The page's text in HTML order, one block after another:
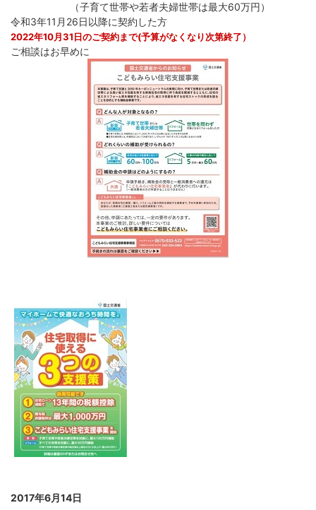
（子育て世帯や若者夫婦世帯は最大60万円）
令和3年11月26日以降に契約した方
2022年10月31日のご契約まで(予算がなくなり次第終了）
ご相談はお早めに
2017年6月14日